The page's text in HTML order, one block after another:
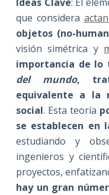
Ideas Clave: El
que considera
objetos (no-
visión simétrica y
importancia de lo
del mundo,
equivalente a la
social. Esta teoría
se establecen en
estudiando y
ingenieros y
proyectos,
hay un gran